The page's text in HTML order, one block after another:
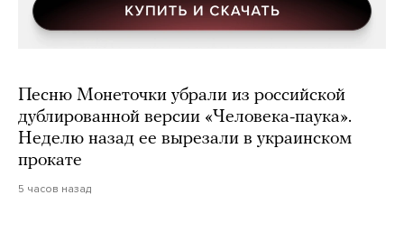
Песню Монеточки убрали из российской
дублированной версии «Человека-паука».
Неделю назад ее вырезали в украинском
прокате
5 часов назад